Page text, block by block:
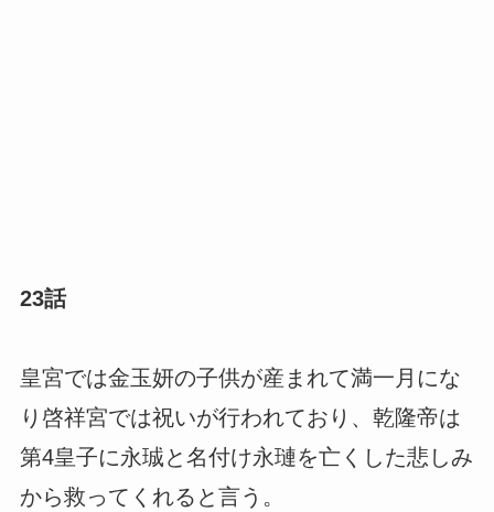
23話
皇宮では金玉妍の子供が産まれて満一月にな
り啓祥宮では祝いが行われており、乾隆帝は
第4皇子に永珹と名付け永璉を亡くした悲しみ
から救ってくれると言う。